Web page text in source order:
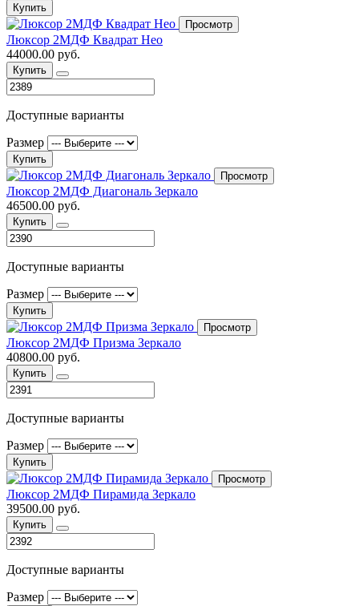
Купить
Просмотр
Люксор 2МДФ Квадрат Нео
44000.00 руб.
Купить
Доступные варианты
Размер
Купить
Просмотр
Люксор 2МДФ Диагональ Зеркало
46500.00 руб.
Купить
Доступные варианты
Размер
Купить
Просмотр
Люксор 2МДФ Призма Зеркало
40800.00 руб.
Купить
Доступные варианты
Размер
Купить
Просмотр
Люксор 2МДФ Пирамида Зеркало
39500.00 руб.
Купить
Доступные варианты
Размер